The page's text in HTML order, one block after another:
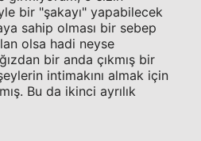
bir "şakayı" yapabilecek
sahip olması bir sebep
olsa hadi neyse
bir anda çıkmış bir
intimakını almak için
Bu da ikinci ayrılık